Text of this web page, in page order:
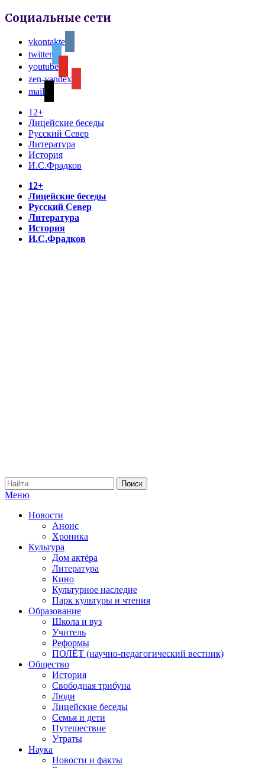
Социальные сети
vkontakte
twitter
youtube
zen-yandex
mail
12+
Лицейские беседы
Русский Север
Литература
История
И.С.Фрадков
12+
Лицейские беседы
Русский Север
Литература
История
И.С.Фрадков
Меню
Новости
Анонс
Хроника
Культура
Дом актёра
Литература
Кино
Культурное наследие
Парк культуры и чтения
Образование
Школа и вуз
Учитель
Реформы
ПОЛЁТ (научно-педагогический вестник)
Общество
История
Свободная трибуна
Люди
Лицейские беседы
Семья и дети
Путешествие
Утраты
Наука
Новости и факты